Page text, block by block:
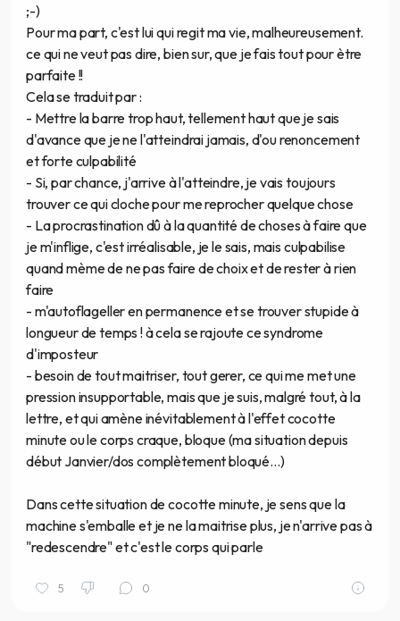
;-)
Pour ma part, c'est lui qui regit ma vie, malheureusement.
ce qui ne veut pas dire, bien sur, que je fais tout pour ètre
parfaite !!
Cela se traduit par :
- Mettre la barre trop haut, tellement haut que je sais
d'avance que je ne l'atteindrai jamais, d'ou renoncement
et forte culpabilité
- Si, par chance, j'arrive à l'atteindre, je vais toujours
trouver ce qui cloche pour me reprocher quelque chose
- La procrastination dû à la quantité de choses à faire que
je m'inflige, c'est irréalisable, je le sais, mais culpabilise
quand mème de ne pas faire de choix et de rester à rien
faire
- m'autoflageller en permanence et se trouver stupide à
longueur de temps ! à cela se rajoute ce syndrome
d'imposteur
- besoin de tout maitriser, tout gerer, ce qui me met une
pression insupportable, mais que je suis, malgré tout, à la
lettre, et qui amène inévitablement à l'effet cocotte
minute ou le corps craque, bloque (ma situation depuis
début Janvier/dos complètement bloqué...)
Dans cette situation de cocotte minute, je sens que la
machine s'emballe et je ne la maitrise plus, je n'arrive pas à
"redescendre" et c'est le corps qui parle
5 0